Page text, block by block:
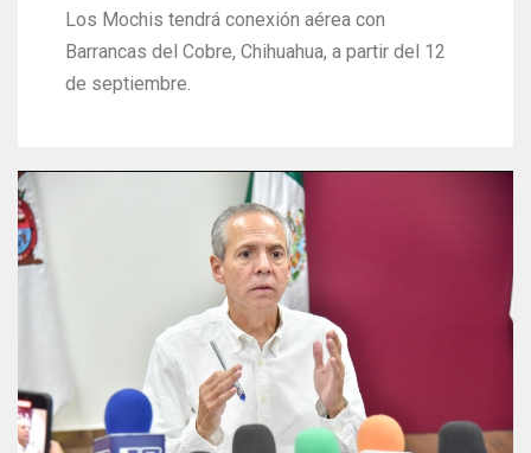
Los Mochis tendrá conexión aérea con
Barrancas del Cobre, Chihuahua, a partir del 12
de septiembre.